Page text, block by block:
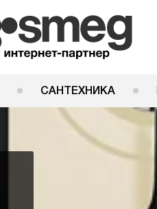
САНТЕХНИКА